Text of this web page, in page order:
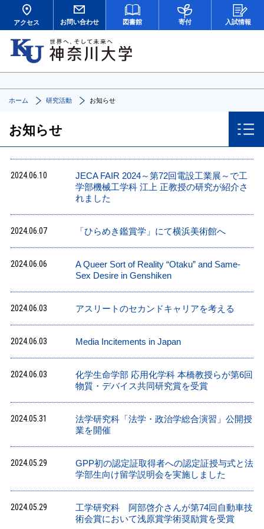
アクセス お問い合わせ 図書館 寄付 入試情報
ホーム 研究活動 お知らせ
お知らせ
2024.06.10
JECA FAIR 2024～第72回電設工業展～で工
学部機械工学科 江上 正教授の研究が紹介さ
れました
2024.06.07 「ひらめき鑑賞学」にて横浜美術館へ
2024.06.06
A Queer Sort of Reality “Otaku” and Same-
Sex Desire in Genshiken
2024.06.03 アスリートのセカンドキャリアを考える
2024.06.03 Media Incitements in Japan
2024.06.03
化学生命学部 応用化学科 本橋教授らが第6回
物質・デバイス共同研究賞を受賞
2024.05.31
法学研究科「法学・政治学総合演習」公開授
業を開催
2024.05.29
GPP初の認定証取得者への認定証授与式と法
学部生向け留学説明会を実施しました
2024.05.29
工学研究科 阿部啓介さんが第74回自動車技
術会賞において浅原賞学術奨励賞を受賞